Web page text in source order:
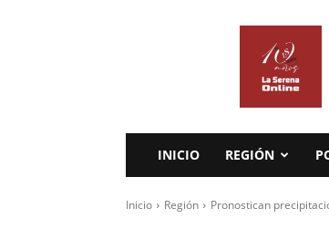
INICIO REGIÓN
Inicio Región Pronostican